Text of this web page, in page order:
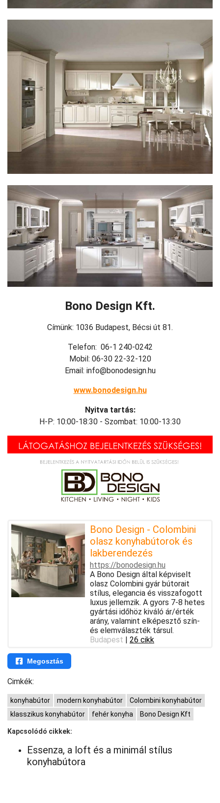
Bono Design Kft.
Címünk: 1036 Budapest, Bécsi út 81.
Telefon: 06-1 240-0242
Mobil: 06-30 22-32-120
Email: info@bonodesign.hu
www.bonodesign.hu
Nyitva tartás:
H-P: 10:00-18:30 - Szombat: 10:00-13:30
Bono Design - Colombini
olasz konyhabútorok és
lakberendezés
https://bonodesign.hu
A Bono Design által képviselt
olasz Colombini gyár bútorait
stílus, elegancia és visszafogott
luxus jellemzik. A gyors 7-8 hetes
gyártási időhöz kiváló ár/érték
arány, valamint elképesztő szín-
és elemválaszték társul.
Budapest | 26 cikk
Megosztás
Cimkék:
konyhabútor modern konyhabútor
Colombini konyhabútor
klasszikus konyhabútor
fehér konyha Bono Design Kft
Kapcsolódó cikkek:
Essenza, a loft és a minimál stílus
konyhabútora